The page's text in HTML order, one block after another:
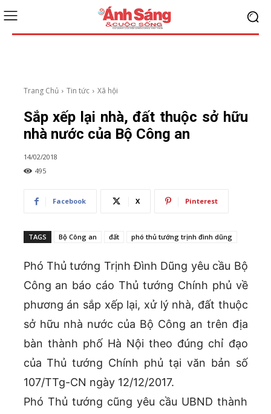
Trang Chủ Tin tức Xã hội
Sắp xếp lại nhà, đất thuộc sở hữu
nhà nước của Bộ Công an
14/02/2018
495
Facebook X Pinterest
TAGS Bộ Công an đất phó thủ tướng trịnh đình dũng
Phó Thủ tướng Trịnh Đình Dũng yêu cầu Bộ
Công an báo cáo Thủ tướng Chính phủ về
phương án sắp xếp lại, xử lý nhà, đất thuộc
sở hữu nhà nước của Bộ Công an trên địa
bàn thành phố Hà Nội theo đúng chỉ đạo
của Thủ tướng Chính phủ tại văn bản số
107/TTg-CN ngày 12/12/2017.
Phó Thủ tướng cũng yêu cầu UBND thành